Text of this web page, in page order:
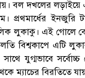
বল দখলের লড়াইয়ে
ইনজুরি
লুকাকু। এই গোলে
বিশ্বকাপে এটি
সাথে যুগ্মভাবে
ম্যাচের বিরতিতে